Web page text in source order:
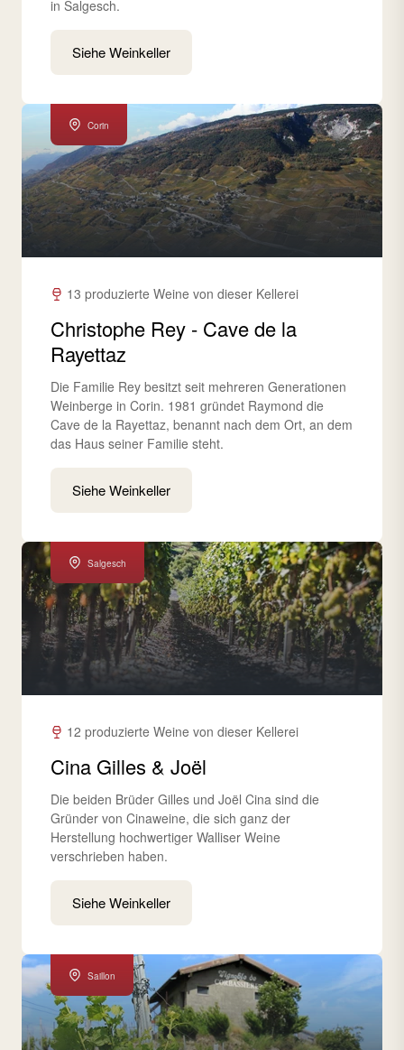
in Salgesch.
Siehe Weinkeller
Corin
13 produzierte Weine von dieser Kellerei
Christophe Rey - Cave de la
Rayettaz
Die Familie Rey besitzt seit mehreren Generationen
Weinberge in Corin. 1981 gründet Raymond die
Cave de la Rayettaz, benannt nach dem Ort, an dem
das Haus seiner Familie steht.
Siehe Weinkeller
Salgesch
12 produzierte Weine von dieser Kellerei
Cina Gilles & Joël
Die beiden Brüder Gilles und Joël Cina sind die
Gründer von Cinaweine, die sich ganz der
Herstellung hochwertiger Walliser Weine
verschrieben haben.
Siehe Weinkeller
Saillon